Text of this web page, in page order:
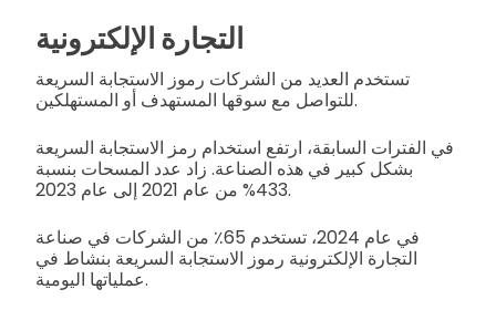
التجارة الإلكترونية
تستخدم العديد من الشركات رموز الاستجابة السريعة
للتواصل مع سوقها المستهدف أو المستهلكين.
في الفترات السابقة، ارتفع استخدام رمز الاستجابة السريعة
بشكل كبير في هذه الصناعة. زاد عدد المسحات بنسبة
433% من عام 2021 إلى عام 2023.
في عام 2024، تستخدم 65٪ من الشركات في صناعة
التجارة الإلكترونية رموز الاستجابة السريعة بنشاط في
عملياتها اليومية.